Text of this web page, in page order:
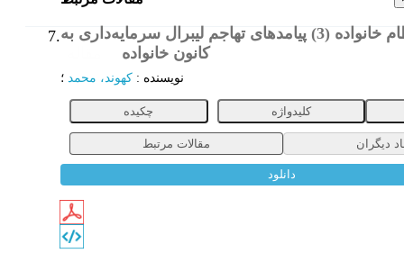
7.لیبرالیسم و نظام خانواده (3) پیامدهای تهاجم لیبرال سرمایه‌داری به
کانون خانواده
نویسنده : کهوند، محمد ؛
چکیده کلیدواژه
مقالات مرتبط دیگران
دانلود